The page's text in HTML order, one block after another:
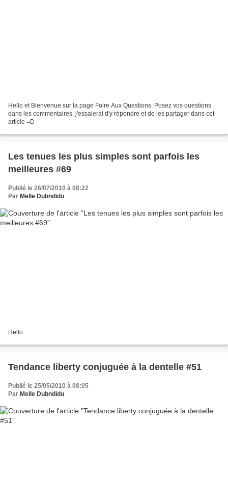
Hello et Bienvenue sur la page Foire Aux Questions. Posez vos questions
dans les commentaires, j'essaierai d'y répondre et de les partager dans cet
article =D
Les tenues les plus simples sont parfois les
meilleures #69
Publié le 26/07/2010 à 08:22
Par Melle Dubndidu
Hello
Tendance liberty conjuguée à la dentelle #51
Publié le 25/05/2010 à 08:05
Par Melle Dubndidu